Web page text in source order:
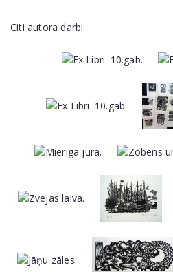
Citi autora darbi: